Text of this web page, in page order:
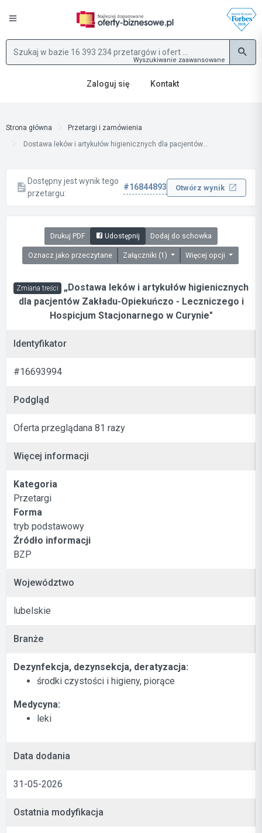
Wyszukiwanie zaawansowane
Zaloguj się Kontakt
Strona główna
Przetargi i zamówienia
Dostawa leków i artykułów higienicznych dla pacjentów...
Dostępny jest wynik tego
przetargu:
#16844893 Otwórz wynik
Drukuj PDF Udostępnij Dodaj do schowka
Oznacz jako przeczytane Załączniki (1) Więcej opcji
Zmiana treści „Dostawa leków i artykułów higienicznych
dla pacjentów Zakładu-Opiekuńczo - Leczniczego i
Hospicjum Stacjonarnego w Curynie"
Identyfikator
#16693994
Podgląd
Oferta przeglądana 81 razy
Więcej informacji
Kategoria
Przetargi
Forma
tryb podstawowy
Źródło informacji
BZP
Województwo
lubelskie
Branże
Dezynfekcja, dezynsekcja, deratyzacja:
środki czystości i higieny, piorące
Medycyna:
leki
Data dodania
31-05-2026
Ostatnia modyfikacja